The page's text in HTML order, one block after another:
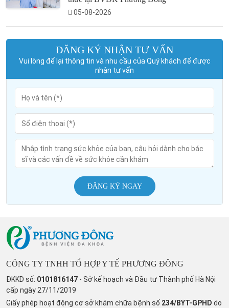
05-08-2026
ĐĂNG KÝ NHẬN TƯ VẤN
Vui lòng để lại thông tin và nhu cầu của Quý khách để được
nhận tư vấn
ĐĂNG KÝ NGAY
CÔNG TY TNHH TỔ HỢP Y TẾ PHƯƠNG ĐÔNG
ĐKKD số: 0101816147 - Sở kế hoạch và Đầu tư Thành phố Hà Nội
cấp ngày 27/11/2019
Giấy phép hoạt động cơ sở khám chữa bệnh số 234/BYT-GPHD do